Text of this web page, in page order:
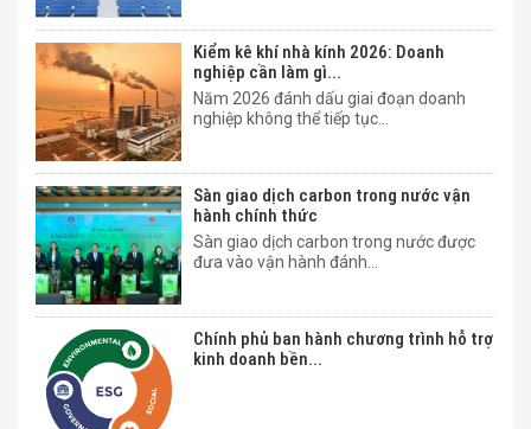
Kiểm kê khí nhà kính 2026: Doanh
nghiệp cần làm gì...
Năm 2026 đánh dấu giai đoạn doanh
nghiệp không thể tiếp tục...
Sàn giao dịch carbon trong nước vận
hành chính thức
Sàn giao dịch carbon trong nước được
đưa vào vận hành đánh...
Chính phủ ban hành chương trình hỗ trợ
kinh doanh bền...